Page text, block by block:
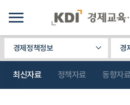
경제정책정보 경
최신자료 정책자료 동향자